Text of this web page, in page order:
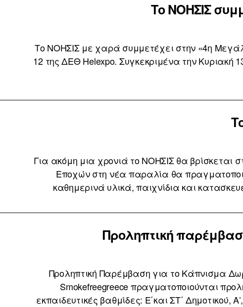
Το ΝΟΗΣΙΣ
Το ΝΟΗΣΙΣ με χαρά συμμετέχει στην «4η
12 της ΔΕΘ Helexpo. Συγκεκριμένα την Κυριακή
Για ακόμη μια χρονιά το ΝΟΗΣΙΣ θα βρίσκεται
Εποχών στη νέα παραλία θα
καθημερινά υλικά, παιχνίδια και
Προληπτική
Προληπτική Παρέμβαση για το Κάπνισμα
Smokefreegreece πραγματοποιούνται
εκπαιδευτικές βαθμίδες: E΄και ΣΤ΄ Δημοτικού,